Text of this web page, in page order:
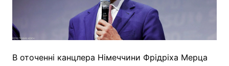
В оточенні канцлера Німеччини Фрідріха Мерца